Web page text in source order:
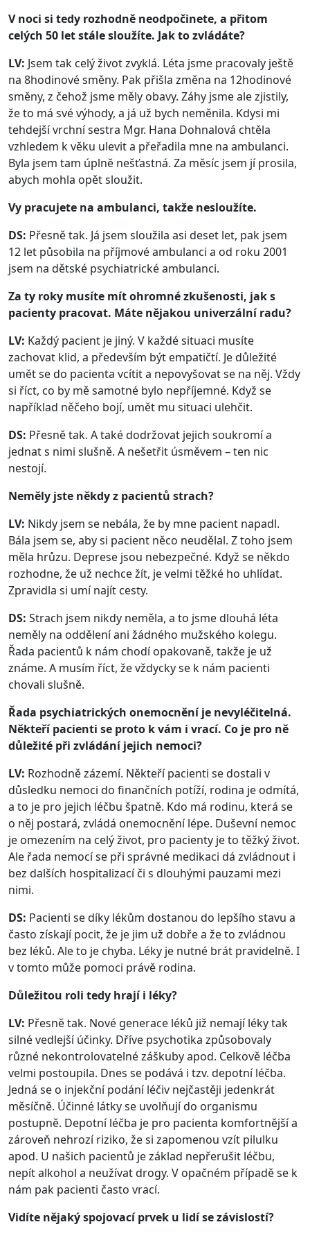
V noci si tedy rozhodně neodpočinete, a přitom
celých 50 let stále sloužíte. Jak to zvládáte?
LV: Jsem tak celý život zvyklá. Léta jsme pracovaly ještě
na 8hodinové směny. Pak přišla změna na 12hodinové
směny, z čehož jsme měly obavy. Záhy jsme ale zjistily,
že to má své výhody, a já už bych neměnila. Kdysi mi
tehdejší vrchní sestra Mgr. Hana Dohnalová chtěla
vzhledem k věku ulevit a přeřadila mne na ambulanci.
Byla jsem tam úplně nešťastná. Za měsíc jsem jí prosila,
abych mohla opět sloužit.
Vy pracujete na ambulanci, takže nesloužíte.
DS: Přesně tak. Já jsem sloužila asi deset let, pak jsem
12 let působila na příjmové ambulanci a od roku 2001
jsem na dětské psychiatrické ambulanci.
Za ty roky musíte mít ohromné zkušenosti, jak s
pacienty pracovat. Máte nějakou univerzální radu?
LV: Každý pacient je jiný. V každé situaci musíte
zachovat klid, a především být empatičtí. Je důležité
umět se do pacienta vcítit a nepovyšovat se na něj. Vždy
si říct, co by mě samotné bylo nepříjemné. Když se
například něčeho bojí, umět mu situaci ulehčit.
DS: Přesně tak. A také dodržovat jejich soukromí a
jednat s nimi slušně. A nešetřit úsměvem – ten nic
nestojí.
Neměly jste někdy z pacientů strach?
LV: Nikdy jsem se nebála, že by mne pacient napadl.
Bála jsem se, aby si pacient něco neudělal. Z toho jsem
měla hrůzu. Deprese jsou nebezpečné. Když se někdo
rozhodne, že už nechce žít, je velmi těžké ho uhlídat.
Zpravidla si umí najít cesty.
DS: Strach jsem nikdy neměla, a to jsme dlouhá léta
neměly na oddělení ani žádného mužského kolegu.
Řada pacientů k nám chodí opakovaně, takže je už
známe. A musím říct, že vždycky se k nám pacienti
chovali slušně.
Řada psychiatrických onemocnění je nevyléčitelná.
Někteří pacienti se proto k vám i vrací. Co je pro ně
důležité při zvládání jejich nemoci?
LV: Rozhodně zázemí. Někteří pacienti se dostali v
důsledku nemoci do finančních potíží, rodina je odmítá,
a to je pro jejich léčbu špatně. Kdo má rodinu, která se
o něj postará, zvládá onemocnění lépe. Duševní nemoc
je omezením na celý život, pro pacienty je to těžký život.
Ale řada nemocí se při správné medikaci dá zvládnout i
bez dalších hospitalizací či s dlouhými pauzami mezi
nimi.
DS: Pacienti se díky lékům dostanou do lepšího stavu a
často získají pocit, že je jim už dobře a že to zvládnou
bez léků. Ale to je chyba. Léky je nutné brát pravidelně. I
v tomto může pomoci právě rodina.
Důležitou roli tedy hrají i léky?
LV: Přesně tak. Nové generace léků již nemají léky tak
silné vedlejší účinky. Dříve psychotika způsobovaly
různé nekontrolovatelné záškuby apod. Celkově léčba
velmi postoupila. Dnes se podává i tzv. depotní léčba.
Jedná se o injekční podání léčiv nejčastěji jedenkrát
měsíčně. Účinné látky se uvolňují do organismu
postupně. Depotní léčba je pro pacienta komfortnější a
zároveň nehrozí riziko, že si zapomenou vzít pilulku
apod. U našich pacientů je základ nepřerušit léčbu,
nepít alkohol a neužívat drogy. V opačném případě se k
nám pak pacienti často vrací.
Vidíte nějaký spojovací prvek u lidí se závislostí?